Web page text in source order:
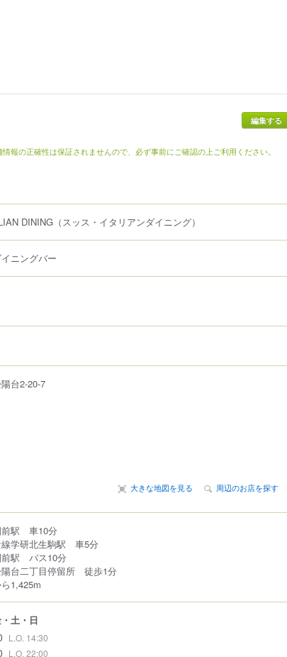
報の正確性は保証されませんので、必ず事前にご確認の上ご利用ください。
DINING （スッス・イタリアンダイニング）
ニングバー
台2-20-7
大きな地図を見る 周辺のお店を探す
前駅 車10分
線学研北生駒駅 車5分
前駅 バス10分
陽台二丁目停留所 徒歩1分
1,425m
土・日
L.O. 14:30
L.O. 22:00